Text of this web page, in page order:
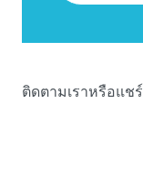
ติดตามเราหรือแช